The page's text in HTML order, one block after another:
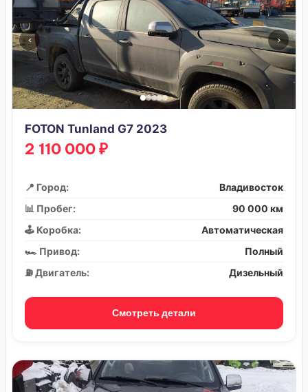
‹ ›
FOTON Tunland G7 2023
2 110 000 ₽
📍 Город:
Владивосток
📊 Пробег:
90 000 км
🕹️ Коробка:
Автоматическая
🏎️ Привод:
Полный
⛽ Двигатель:
Дизельный
Смотреть детали